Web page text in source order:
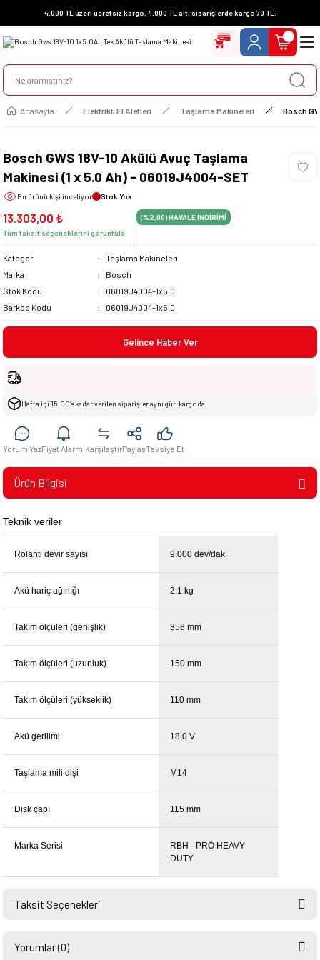
4.000 TL üzeri ücretsiz kargo, 4.000 TL altı siparişlerde kargo 70 TL.
Anasayfa Elektrikli El Aletleri Taşlama Makineleri Bosch
Bosch GWS 18V-10 Akülü Avuç Taşlama
Makinesi (1 x 5.0 Ah) - 06019J4004-SET
Bu ürünü kişi inceliyor Stok Yok
13.303,00 ₺
Tüm taksit seçeneklerini görüntüle
(%2,00)HAVALE İNDİRİMİ
Kategori
Taşlama Makineleri
Marka
Bosch
Stok Kodu
06019J4004-1x5.0
Barkod Kodu
06019J4004-1x5.0
Gelince Haber Ver
Hafta içi 15:00’e kadar verilen siparişler aynı gün kargoda.
Yorum YazFiyat AlarmıKarşılaştırPaylaşTavsiye Et
Ürün Bilgisi
Teknik veriler
Rölanti devir sayısı 9.000 dev/dak
Akü hariç ağırlığı 2.1 kg
Takım ölçüleri (genişlik) 358 mm
Takım ölçüleri (uzunluk) 150 mm
Takım ölçüleri (yükseklik) 110 mm
Akü gerilimi 18,0 V
Taşlama mili dişi M14
Disk çapı 115 mm
Marka Serisi
RBH - PRO HEAVY
DUTY
Taksit Seçenekleri
Yorumlar (0)